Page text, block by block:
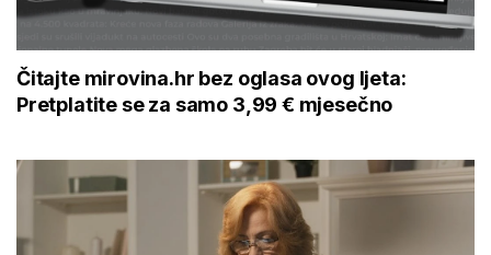
Čitajte mirovina.hr bez oglasa ovog ljeta:
Pretplatite se za samo 3,99 € mjesečno